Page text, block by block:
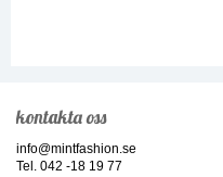
kontakta oss
info@mintfashion.se
Tel. 042 -18 19 77